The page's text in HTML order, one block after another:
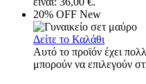
20% OFF New
Δείτε το Καλάθι
Αυτό το προϊόν έχει
μπορούν να επιλεγούν